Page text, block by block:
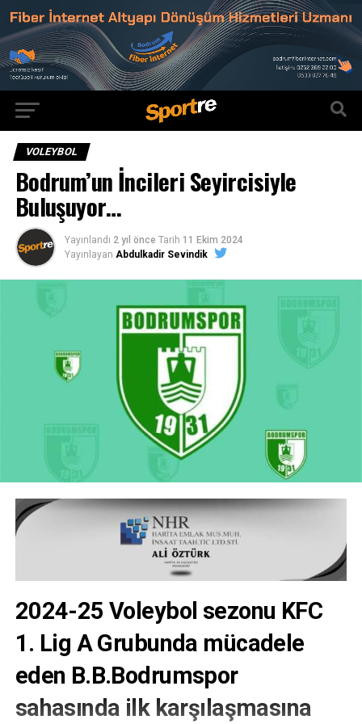
VOLEYBOL
Bodrum’un İncileri Seyircisiyle
Buluşuyor…
Yayınlandı 2 yıl önce Tarih 11 Ekim 2024
Yayınlayan Abdulkadir Sevindik
2024-25 Voleybol sezonu KFC
1. Lig A Grubunda mücadele
eden B.B.Bodrumspor
sahasında ilk karşılaşmasına